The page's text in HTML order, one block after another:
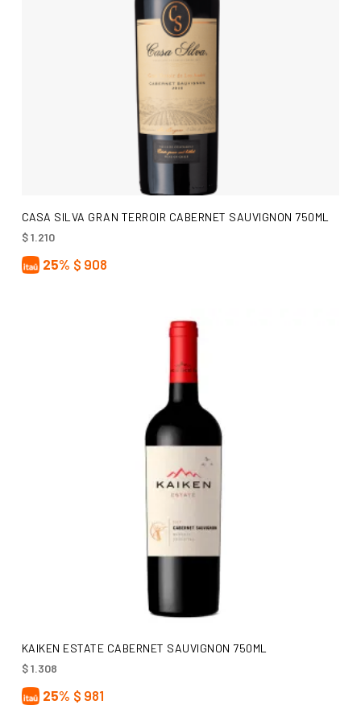
AÑADIR AL CARRITO
CASA SILVA GRAN TERROIR CABERNET SAUVIGNON 750ML
$1.210
25% $ 908
AÑADIR AL CARRITO
KAIKEN ESTATE CABERNET SAUVIGNON 750ML
$1.308
25% $ 981